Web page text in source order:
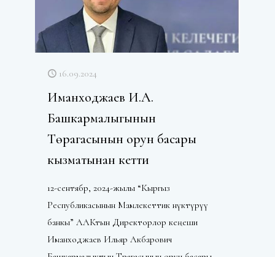
16.09.2024
Иманходжаев И.А.
Башкармалыгынын
Төрагасынын орун басары
кызматынан кетти
12-сентябр, 2024-жылы “Кыргыз
Республикасынын Мамлекеттик өнүктүрүү
банкы” ААКтын Директорлор кеңеши
Иманходжаев Ильяр Акбарович